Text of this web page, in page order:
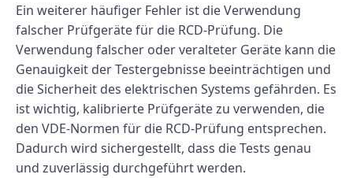
Ein weiterer häufiger Fehler ist die Verwendung
falscher Prüfgeräte für die RCD-Prüfung. Die
Verwendung falscher oder veralteter Geräte kann die
Genauigkeit der Testergebnisse beeinträchtigen und
die Sicherheit des elektrischen Systems gefährden. Es
ist wichtig, kalibrierte Prüfgeräte zu verwenden, die
den VDE-Normen für die RCD-Prüfung entsprechen.
Dadurch wird sichergestellt, dass die Tests genau
und zuverlässig durchgeführt werden.